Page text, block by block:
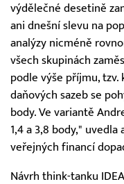
výdělečné desetině
ani dnešní slevu na
analýzy nicméně
všech skupinách
podle výše příjmu,
daňových sazeb se
body. Ve variantě
1,4 a 3,8 body,"
veřejných financí
Návrh think-tanku